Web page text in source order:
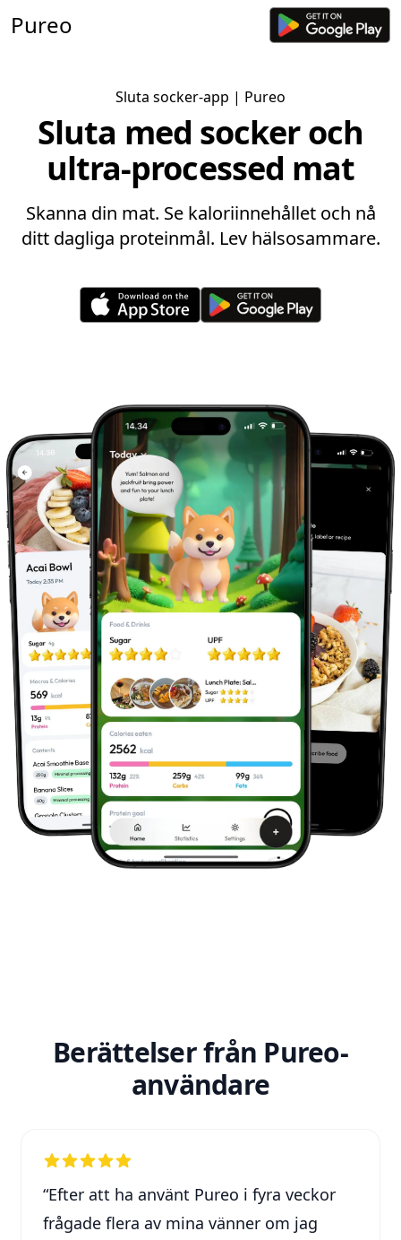
Pureo
Sluta socker-app | Pureo
Sluta med socker och
ultra-processed mat
Skanna din mat. Se kaloriinnehållet och nå
ditt dagliga proteinmål. Lev hälsosammare.
Berättelser från Pureo-
användare
“Efter att ha använt Pureo i fyra veckor
frågade flera av mina vänner om jag